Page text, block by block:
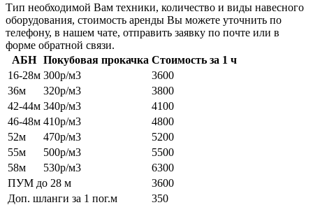
Тип необходимой Вам техники, количество и виды навесного
оборудования, стоимость аренды Вы можете уточнить по
телефону, в нашем чате, отправить заявку по почте или в
форме обратной связи.
АБН Покубовая прокачка Стоимость за 1 ч
16-28м 300р/м3
3600
36м
320р/м3
3800
42-44м 340р/м3
4100
46-48м 410р/м3
4800
52м
470р/м3
5200
55м
500р/м3
5500
58м
530р/м3
6300
ПУМ до 28 м
3600
Доп. шланги за 1 пог.м
350